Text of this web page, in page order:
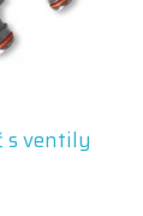
s ventily